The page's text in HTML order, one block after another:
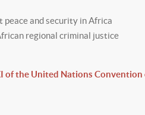
peace and security in Africa
regional criminal justice
of the United Nations